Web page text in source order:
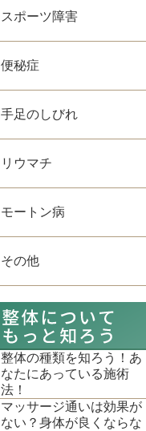
スポーツ障害
便秘症
手足のしびれ
リウマチ
モートン病
その他
整体の種類を知ろう！あ
なたにあっている施術
法！
マッサージ通いは効果が
ない？身体が良くならな